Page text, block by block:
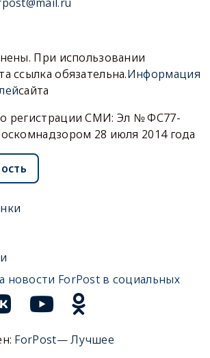
При использовании
ссылка обязательна.Информация
сайта
регистрации СМИ: Эл № ФС77-
28 июля 2014 года
новости ForPost в социальных
ForPost— Лучшее